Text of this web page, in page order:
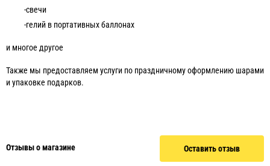
-свечи
-гелий в портативных баллонах
и многое другое
Также мы предоставляем услуги по праздничному оформлению шарами
и упаковке подарков.
Отзывы о магазине Оставить отзыв